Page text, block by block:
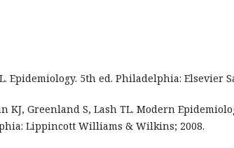
Epidemiology. 5th ed. Philadelphia: Elsevier
KJ, Greenland S, Lash TL. Modern
Lippincott Williams & Wilkins; 2008.